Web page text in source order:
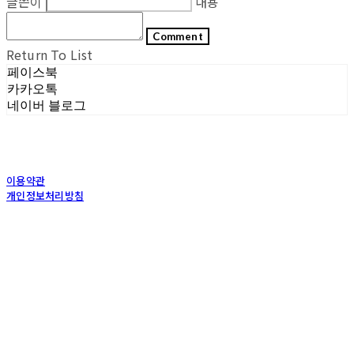
Comment
Return To List
페이스북
카카오톡
네이버 블로그
이용약관
개인정보처리방침